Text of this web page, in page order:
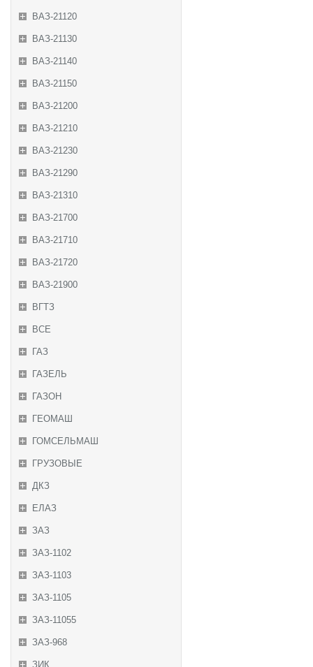
ВАЗ-21120
ВАЗ-21130
ВАЗ-21140
ВАЗ-21150
ВАЗ-21200
ВАЗ-21210
ВАЗ-21230
ВАЗ-21290
ВАЗ-21310
ВАЗ-21700
ВАЗ-21710
ВАЗ-21720
ВАЗ-21900
ВГТЗ
ВСЕ
ГАЗ
ГАЗЕЛЬ
ГАЗОН
ГЕОМАШ
ГОМСЕЛЬМАШ
ГРУЗОВЫЕ
ДКЗ
ЕЛАЗ
ЗАЗ
ЗАЗ-1102
ЗАЗ-1103
ЗАЗ-1105
ЗАЗ-11055
ЗАЗ-968
ЗИК